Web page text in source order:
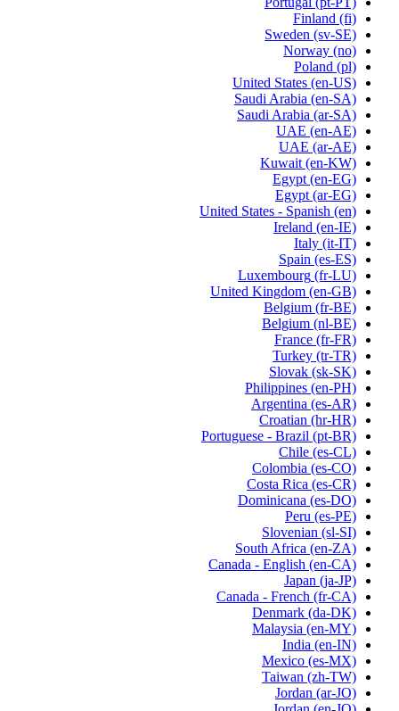
Finland (fi)
Sweden (sv-SE)
Norway (no)
Poland (pl)
United States (en-US)
Saudi Arabia (en-SA)
Saudi Arabia (ar-SA)
UAE (en-AE)
UAE (ar-AE)
Kuwait (en-KW)
Egypt (en-EG)
Egypt (ar-EG)
United States - Spanish (en)
Ireland (en-IE)
Italy (it-IT)
Spain (es-ES)
Luxembourg (fr-LU)
United Kingdom (en-GB)
Belgium (fr-BE)
Belgium (nl-BE)
France (fr-FR)
Turkey (tr-TR)
Slovak (sk-SK)
Philippines (en-PH)
Argentina (es-AR)
Croatian (hr-HR)
Portuguese - Brazil (pt-BR)
Chile (es-CL)
Colombia (es-CO)
Costa Rica (es-CR)
Dominicana (es-DO)
Peru (es-PE)
Slovenian (sl-SI)
South Africa (en-ZA)
Canada - English (en-CA)
Japan (ja-JP)
Canada - French (fr-CA)
Denmark (da-DK)
Malaysia (en-MY)
India (en-IN)
Mexico (es-MX)
Taiwan (zh-TW)
Jordan (ar-JO)